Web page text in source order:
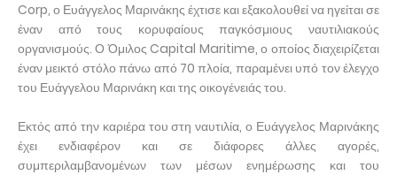
Corp, ο Ευάγγελος Μαρινάκης έχτισε και εξακολουθεί να ηγείται σε
έναν από τους κορυφαίους παγκόσμιους ναυτιλιακούς
οργανισμούς. Ο Όμιλος Capital Maritime, ο οποίος διαχειρίζεται
έναν μεικτό στόλο πάνω από 70 πλοία, παραμένει υπό τον έλεγχο
του Ευάγγελου Μαρινάκη και της οικογένειάς του.
Εκτός από την καριέρα του στη ναυτιλία, ο Ευάγγελος Μαρινάκης
έχει ενδιαφέρον και σε διάφορες άλλες αγορές,
συμπεριλαμβανομένων των μέσων ενημέρωσης και του